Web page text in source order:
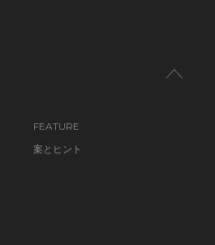
FEATURE
案とヒント